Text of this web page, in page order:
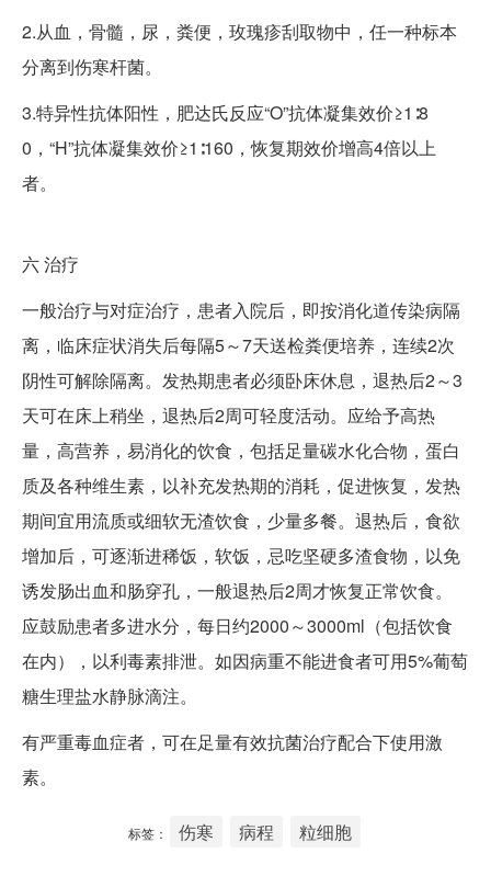
2.从血，骨髓，尿，粪便，玫瑰疹刮取物中，任一种标本
分离到伤寒杆菌。
3.特异性抗体阳性，肥达氏反应“O”抗体凝集效价≥1∶8
0，“H”抗体凝集效价≥1∶160，恢复期效价增高4倍以上
者。
六治疗
一般治疗与对症治疗，患者入院后，即按消化道传染病隔
离，临床症状消失后每隔5～7天送检粪便培养，连续2次
阴性可解除隔离。发热期患者必须卧床休息，退热后2～3
天可在床上稍坐，退热后2周可轻度活动。应给予高热
量，高营养，易消化的饮食，包括足量碳水化合物，蛋白
质及各种维生素，以补充发热期的消耗，促进恢复，发热
期间宜用流质或细软无渣饮食，少量多餐。退热后，食欲
增加后，可逐渐进稀饭，软饭，忌吃坚硬多渣食物，以免
诱发肠出血和肠穿孔，一般退热后2周才恢复正常饮食。
应鼓励患者多进水分，每日约2000～3000ml（包括饮食
在内），以利毒素排泄。如因病重不能进食者可用5%葡萄
糖生理盐水静脉滴注。
有严重毒血症者，可在足量有效抗菌治疗配合下使用激
素。
标签： 伤寒 病程 粒细胞